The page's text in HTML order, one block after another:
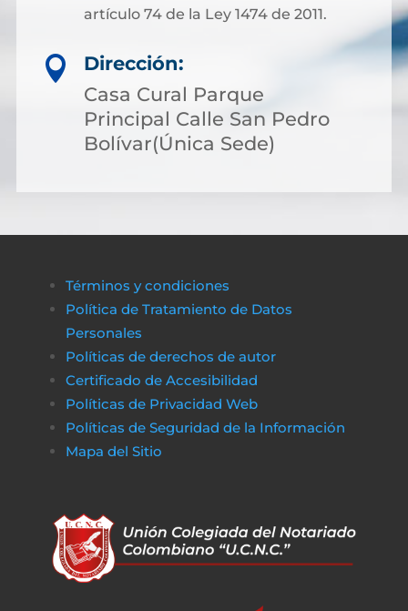
artículo 74 de la Ley 1474 de 2011.

Dirección:
Casa Cural Parque
Principal Calle San Pedro
Bolívar(Única Sede)
Términos y condiciones
Política de Tratamiento de Datos
Personales
Políticas de derechos de autor
Certificado de Accesibilidad
Políticas de Privacidad Web
Políticas de Seguridad de la Información
Mapa del Sitio